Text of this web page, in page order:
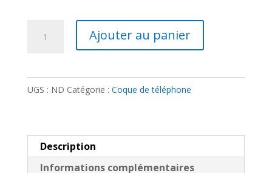
pour
iPhone®
armure
Psion
Ajouter au panier
UGS : ND Catégorie : Coque de téléphone
Description
Informations complémentaires